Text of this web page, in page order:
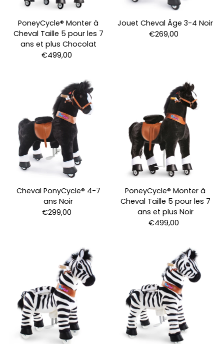
PoneyCycle® Monter à
Cheval Taille 5 pour les 7
ans et plus Chocolat
€499,00
Jouet Cheval Âge 3-4 Noir
€269,00
Cheval PonyCycle® 4-7
ans Noir
€299,00
PoneyCycle® Monter à
Cheval Taille 5 pour les 7
ans et plus Noir
€499,00